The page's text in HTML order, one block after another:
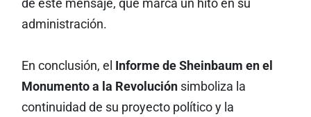
de este mensaje, que marca un hito en su
administración.
En conclusión, el
Informe de Sheinbaum en el
Monumento a la Revoluciónsimboliza la
continuidad de su proyecto político y la